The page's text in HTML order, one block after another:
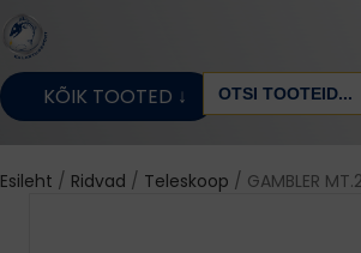
KÕIK TOOTED ↓
Search
for:
Esileht / Ridvad / Teleskoop / GAMBLER